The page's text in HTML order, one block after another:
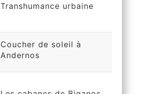
Transhumance urbaine
Coucher de soleil à
Andernos